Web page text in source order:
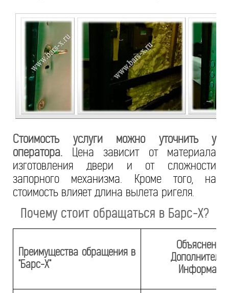
Стоимость услуги можно уточнить у
оператора. Цена зависит от материала
изготовления двери и от сложности
запорного механизма. Кроме того, на
стоимость влияет длина вылета ригеля.
Почему стоит обращаться в Барс-Х?
Преимущества обращения в
"Барс-Х"
Объяснение